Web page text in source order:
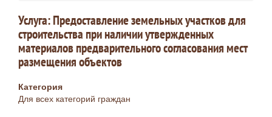
Услуга: Предоставление земельных участков для
строительства при наличии утвержденных
материалов предварительного согласования мест
размещения объектов
Категория
Для всех категорий граждан